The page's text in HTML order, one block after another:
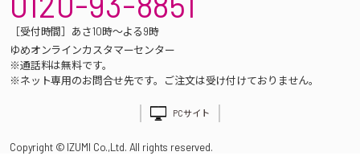
［受付時間］あさ10時～よる9時
ゆめオンラインカスタマーセンター
※通話料は無料です。
※ネット専用のお問合せ先です。ご注文は受け付けておりません。
PCサイト
Copyright © IZUMI Co.,Ltd. All rights reserved.